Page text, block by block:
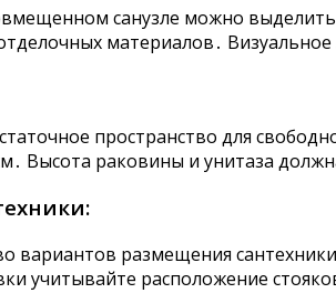
санузле можно
материалов․
пространство для
Высота раковины и унитаза
вариантов размещения
учитывайте расположение